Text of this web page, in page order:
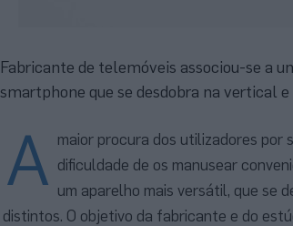
Fabricante de telemóveis associou-se a
smartphone que se desdobra na vertical
A maior procura dos utilizadores por
dificuldade de os manusear
um aparelho mais versátil, que se
distintos. O objetivo da fabricante e do